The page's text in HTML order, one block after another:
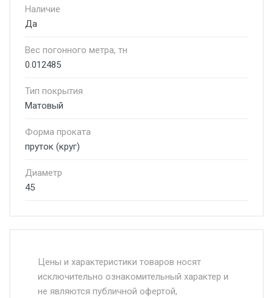
Наличие
Да
Вес погонного метра, тн
0.012485
Тип покрытия
Матовый
Форма проката
пруток (круг)
Диаметр
45
Москве и Московской области.
Доставка осуществляется собственным и
Цены и характеристики товаров носят
исключительно ознакомительный характер и
не являются публичной офертой,